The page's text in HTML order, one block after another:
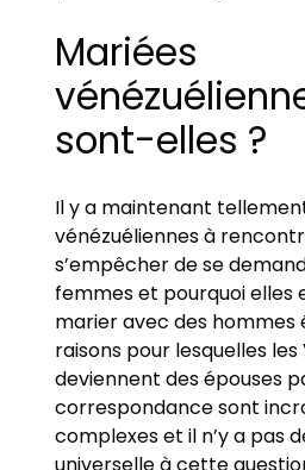
Mariées
sont-elles ?
Il y a maintenant
vénézuéliennes à
s’empêcher de se
femmes et pourquoi elles
marier avec des hommes
raisons pour lesquelles
deviennent des épouses
correspondance sont
complexes et il n’y a pas
universelle à cette